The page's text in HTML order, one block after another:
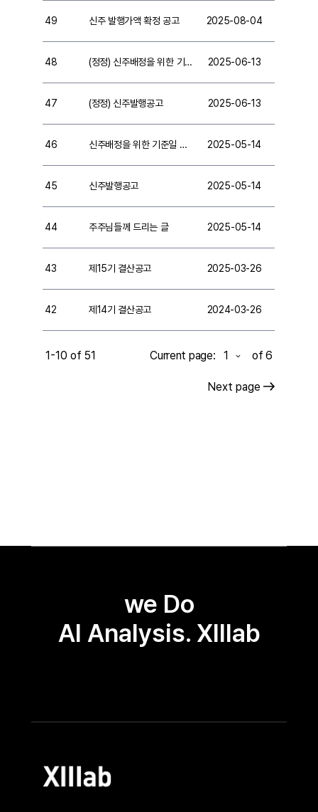
49 신주 발행가액 확정 공고 2025-08-04
48
(정정) 신주배정을 위한 기준
정 공고
2025-06-13
47 (정정) 신주발행공고 2025-06-13
46
신주배정을 위한 기준일 및
고
2025-05-14
45 신주발행공고 2025-05-14
44 주주님들께 드리는 글 2025-05-14
43 제15기 결산공고 2025-03-26
42 제14기 결산공고 2024-03-26
1-10 of 51 Current page: of 6
Next page
we Do
AI Analysis. XIIIab